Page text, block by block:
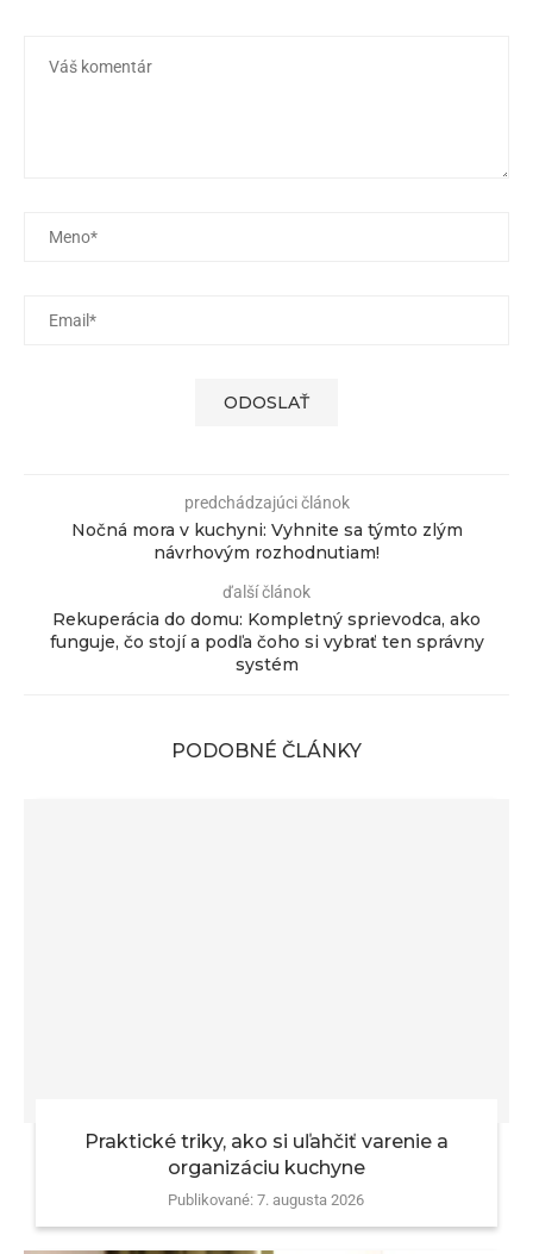
predchádzajúci článok
Nočná mora v kuchyni: Vyhnite sa týmto zlým
návrhovým rozhodnutiam!
ďalší článok
Rekuperácia do domu: Kompletný sprievodca, ako
funguje, čo stojí a podľa čoho si vybrať ten správny
systém
PODOBNÉ ČLÁNKY
Praktické triky, ako si uľahčiť varenie a
organizáciu kuchyne
Publikované: 7. augusta 2026